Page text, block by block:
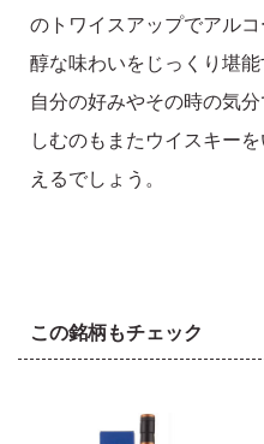
のトワイスアップでアル
醇な味わいをじっくり堪能
自分の好みやその時の気
しむのもまたウイスキー
えるでしょう。
この銘柄もチェック